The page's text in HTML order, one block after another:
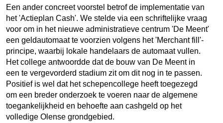
Een ander concreet voorstel betrof de implementatie van
het 'Actieplan Cash'. We stelde via een schriftelijke vraag
voor om in het nieuwe administratieve centrum 'De Meent'
een geldautomaat te voorzien volgens het 'Merchant fill'-
principe, waarbij lokale handelaars de automaat vullen.
Het college antwoordde dat de bouw van De Meent in
een te vergevorderd stadium zit om dit nog in te passen.
Positief is wel dat het schepencollege heeft toegezegd
om een breder onderzoek te voeren naar de algemene
toegankelijkheid en behoefte aan cashgeld op het
volledige Olense grondgebied.